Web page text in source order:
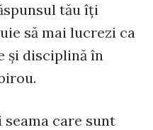
tău îţi
să mai lucrezi ca
şi disciplină în
care sunt